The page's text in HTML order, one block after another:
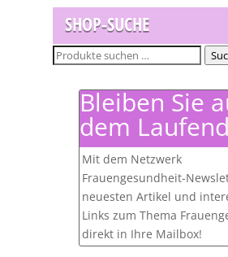
SHOP-SUCHE
Suchen
Bleiben Sie
dem
Mit dem Netzwerk
Frauengesundheit-
neuesten Artikel und
Links zum Thema
direkt in Ihre Mailbox!